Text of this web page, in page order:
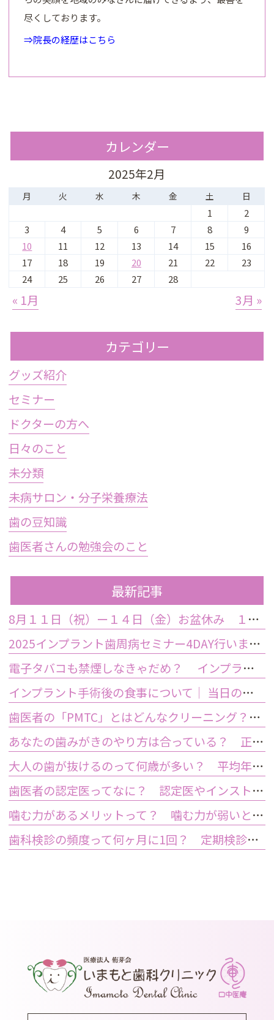
尽くしております。
⇒院長の経歴はこちら
カレンダー
2025年2月
月 火 水 木 金 土 日
1
2
3
4 5 6 7 8
9
10
11 12 13 14 15
16
17
18 19 20 21 22
23
24
25 26 27 28
« 1月 3月 »
カテゴリー
グッズ紹介
セミナー
ドクターの方へ
日々のこと
未分類
未病サロン・分子栄養療法
歯の豆知識
歯医者さんの勉強会のこと
最新記事
8月１１日（祝）ー１４日（金）お盆休み １５日土曜日から診療しております
2025インプラント歯周病セミナー4DAY行いました
電子タバコも禁煙しなきゃだめ？ インプラント手術前後の喫煙が及ぼす影響とは？
インプラント手術後の食事について｜ 当日の注意点・いつから普通の食事ができる？
歯医者の「PMTC」とはどんなクリーニング？スケーリングとは何が違うの？
あなたの歯みがきのやり方は合っている？ 正しい歯みがき方法と間違った方法
大人の歯が抜けるのって何歳が多い？ 平均年齢と原因について
歯医者の認定医ってなに？ 認定医やインストラクターの資格を持つ歯医者のメリット
噛む力があるメリットって？ 噛む力が弱いとどうなるの？
歯科検診の頻度って何ヶ月に1回？ 定期検診って何するの？